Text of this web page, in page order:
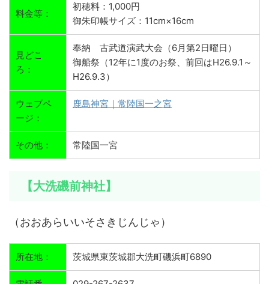
料金等：
初穂料：1,000円
御朱印帳サイズ：11cm×16cm
見どこ
ろ：
奉納 古武道演武大会（6月第2日曜日）
御船祭（12年に1度のお祭、前回はH26.9.1～
H26.9.3）
ウェブペ
ージ：
鹿島神宮｜常陸国一之宮
その他： 常陸国一宮
【大洗磯前神社】
（おおあらいいそさきじんじゃ）
所在地： 茨城県東茨城郡大洗町磯浜町6890